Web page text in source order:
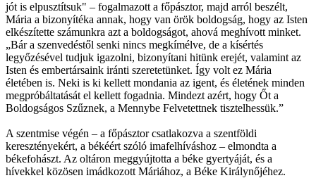
jót is elpusztítsuk" – fogalmazott a főpásztor, majd arról beszélt,
Mária a bizonyítéka annak, hogy van örök boldogság, hogy az Isten
elkészítette számunkra azt a boldogságot, ahová meghívott minket.
„Bár a szenvedéstől senki nincs megkímélve, de a kísértés
legyőzésével tudjuk igazolni, bizonyítani hitünk erejét, valamint az
Isten és embertársaink iránti szeretetünket. Így volt ez Mária
életében is. Neki is ki kellett mondania az igent, és életének minden
megpróbáltatását el kellett fogadnia. Mindezt azért, hogy Őt a
Boldogságos Szűznek, a Mennybe Felvetettnek tisztelhessük.”
A szentmise végén – a főpásztor csatlakozva a szentföldi
keresztényekért, a békéért szóló imafelhíváshoz – elmondta a
békefohászt. Az oltáron meggyújtotta a béke gyertyáját, és a
hívekkel közösen imádkozott Máriához, a Béke Királynőjéhez.